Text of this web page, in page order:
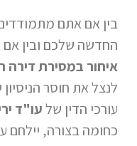
בין אם אתם
החדשה שלכם ובין
איחור במסירת דירה
לנצל את חוסר
עורכי הדין שלעו"ד
כחומה בצורה, יילחם